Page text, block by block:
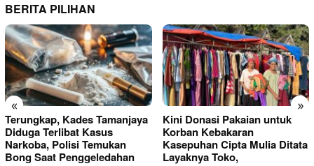
BERITA PILIHAN
« »
Terungkap, Kades Tamanjaya
Diduga Terlibat Kasus
Narkoba, Polisi Temukan
Bong Saat Penggeledahan
Kini Donasi Pakaian untuk
Korban Kebakaran
Kasepuhan Cipta Mulia Ditata
Layaknya Toko,